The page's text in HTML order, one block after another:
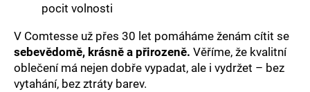
pocit volnosti
V Comtesse už přes 30 let pomáháme ženám cítit se
sebevědomě, krásně a přirozeně. Věříme, že kvalitní
oblečení má nejen dobře vypadat, ale i vydržet – bez
vytahání, bez ztráty barev.